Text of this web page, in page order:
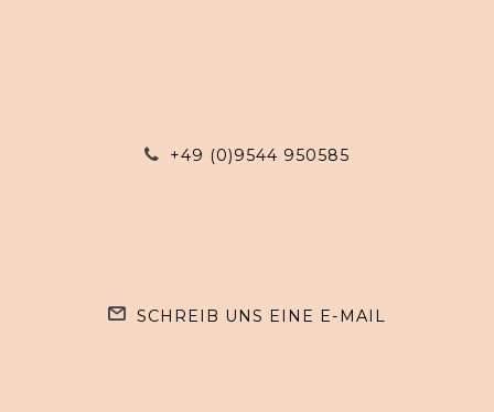
+49 (0)9544 950585
SCHREIB UNS EINE E-MAIL